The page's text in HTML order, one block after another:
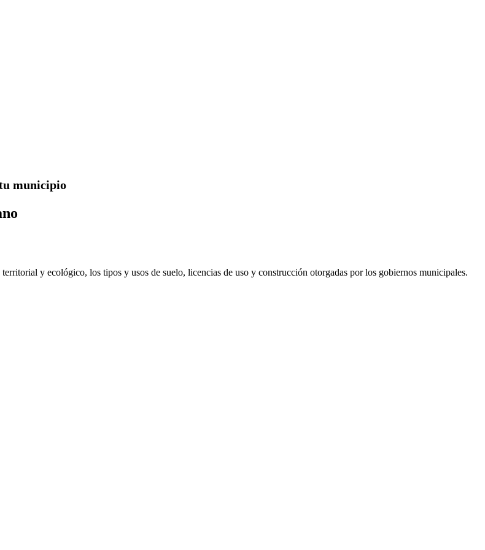
municipio
y ecológico, los tipos y usos de suelo, licencias de uso y construcción otorgadas por los gobiernos municipales.